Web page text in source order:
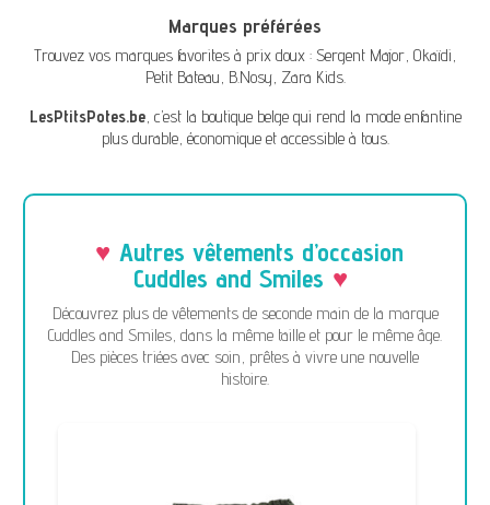
Marques préférées
Trouvez vos marques favorites à prix doux : Sergent Major, Okaïdi,
Petit Bateau, B.Nosy, Zara Kids.
LesPtitsPotes.be, c’est la boutique belge qui rend la mode enfantine
plus durable, économique et accessible à tous.
Autres vêtements d’occasion
Cuddles and Smiles
Découvrez plus de vêtements de seconde main de la marque
Cuddles and Smiles, dans la même taille et pour le même âge.
Des pièces triées avec soin, prêtes à vivre une nouvelle
histoire.